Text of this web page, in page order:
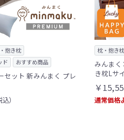
抱き枕
ド
おすすめ商品
セット 新みんまく プレ
込）
枕・抱き枕
みんま
き枕Lサ
￥
通常価格